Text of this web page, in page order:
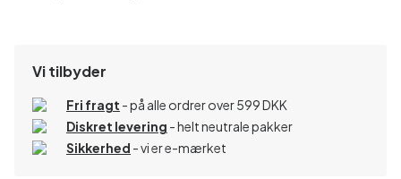
Vi tilbyder
Fri fragt - på alle ordrer over 599 DKK
Diskret levering - helt neutrale pakker
Sikkerhed - vi er e-mærket